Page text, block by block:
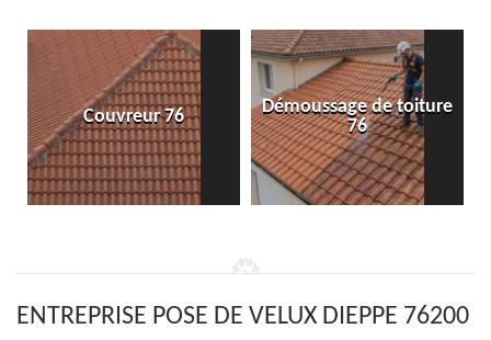
Démoussage de toiture
76
Etanchéité toiture
ENTREPRISE POSE DE VELUX DIEPPE 76200